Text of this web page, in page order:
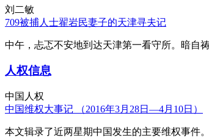
刘二敏
709被捕人士翟岩民妻子的天津寻夫记
中午，忐忑不安地到达天津第一看守所。暗自
人权信息
中国人权
中国维权大事记 （2016年3月28日—4月10日）
本文辑录了近两星期中国发生的主要维权事件。